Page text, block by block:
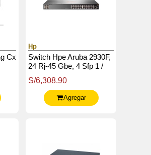
Cx
Hp
Switch Hpe Aruba 2930F,
24 Rj-45 Gbe, 4 Sfp 1 /
S/6,308.90
Agregar